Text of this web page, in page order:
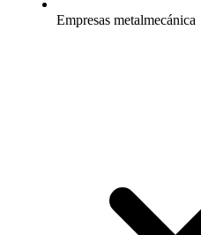
Empresas metalmecánica